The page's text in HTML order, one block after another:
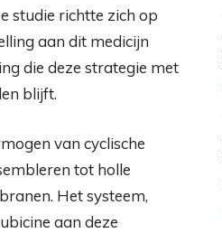
studie richtte zich op
aan dit medicijn
die deze strategie met
blijft.
van cyclische
tot holle
Het systeem,
aan deze